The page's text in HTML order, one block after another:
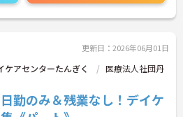
更新日：2026年06月01日
アセンターたんぎく
医療法人社団丹
勤のみ＆残業なし！デイケ